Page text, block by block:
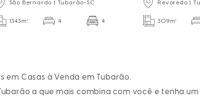
São Bernardo | Tubarão-SC
1343m² 4 4
Revoredo |
309m²
em Casas à Venda em Tubarão.
a que mais combina com você e tenha